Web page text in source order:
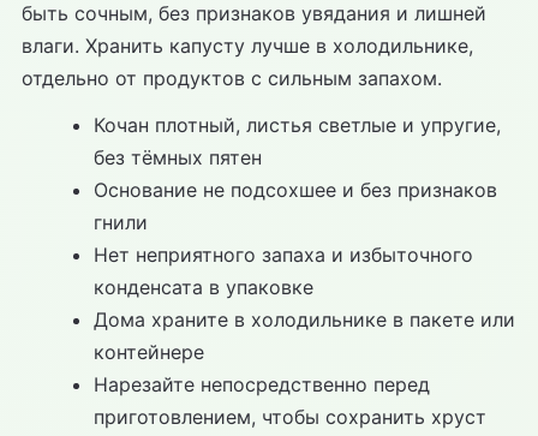
быть сочным, без признаков увядания и лишней
влаги. Хранить капусту лучше в холодильнике,
отдельно от продуктов с сильным запахом.
Кочан плотный, листья светлые и упругие,
без тёмных пятен
Основание не подсохшее и без признаков
гнили
Нет неприятного запаха и избыточного
конденсата в упаковке
Дома храните в холодильнике в пакете или
контейнере
Нарезайте непосредственно перед
приготовлением, чтобы сохранить хруст